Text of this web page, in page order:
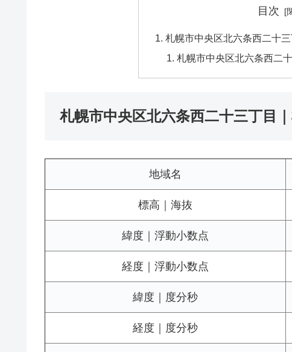
目次
札幌市中央区北六条西二十
札幌市中央区北六条西二
札幌市中央区北六条西二十三丁目
地域名
標高｜海抜
緯度｜浮動小数点
経度｜浮動小数点
緯度｜度分秒
経度｜度分秒